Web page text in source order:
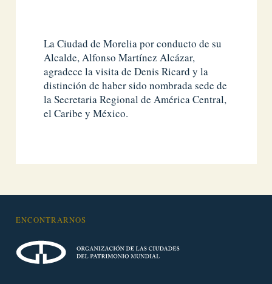
La Ciudad de Morelia por conducto de su
Alcalde, Alfonso Martínez Alcázar,
agradece la visita de Denis Ricard y la
distinción de haber sido nombrada sede de
la Secretaria Regional de América Central,
el Caribe y México.
ENCONTRARNOS